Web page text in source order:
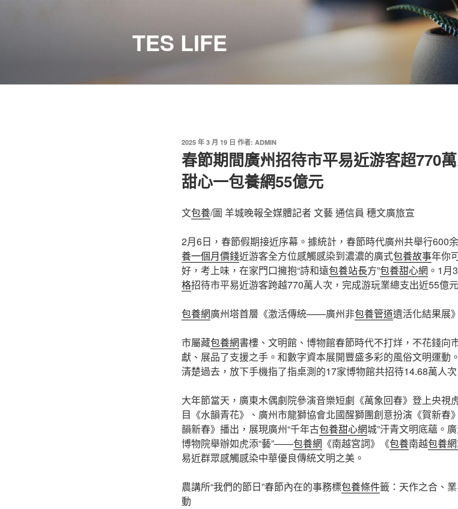
TES LIFE
發
佈
於
2025 年 3 月 19 日 作者: ADMIN
春節期間廣州招待市平易近游客超770
甜心一包養網55億元
文包養/圖 羊城晚報全媒體記者 文藝 通信員 穗文廣旅宣
2月6日，春節假期接近序幕。據統計，春節時代廣州共舉行600
養一個月價錢近游客全方位感觸感染到濃濃的廣式包養故事年你
好，考上味，在家門口擁抱“詩和遠包養站長方”包養甜心網 。1月
格招待市平易近游客跨越770萬人次，完成游玩業總支出近55億
包養網廣州塔首層《激活傳統——廣州非包養管道遺活化結果展》
市屬藏包養網書樓、文明館、博物館春節時代不打烊，不花錢向
獻、展品了支援之手。和數字資本展開豐盛多彩的風俗文明運動
清楚過去，放下手機指了指桌測的17家博物館共招待14.68萬人
大年節當天，廣東木偶劇院參演音樂短劇《萬象回春》登上央視
目《水韻青花》、廣州市龍獅協會北國醒獅團創意扮演《賀新春
韻新春》播出，展現廣州“千年古包養甜心網城”汗青文明底蘊。
博物院舉辦如虎添“藝”——包養網 《南越宮詞》《包養南越包養
易近群眾感觸感染中華優良傳統文明之美。
農講所“我們的節日”春節內在的事務標包養條件籤：天作之合、
動